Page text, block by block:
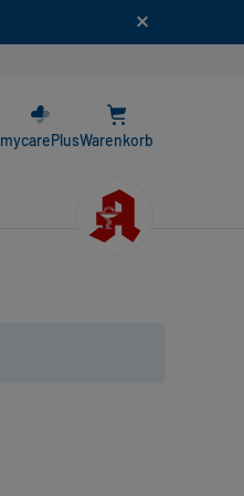
mycarePlusWarenkorb